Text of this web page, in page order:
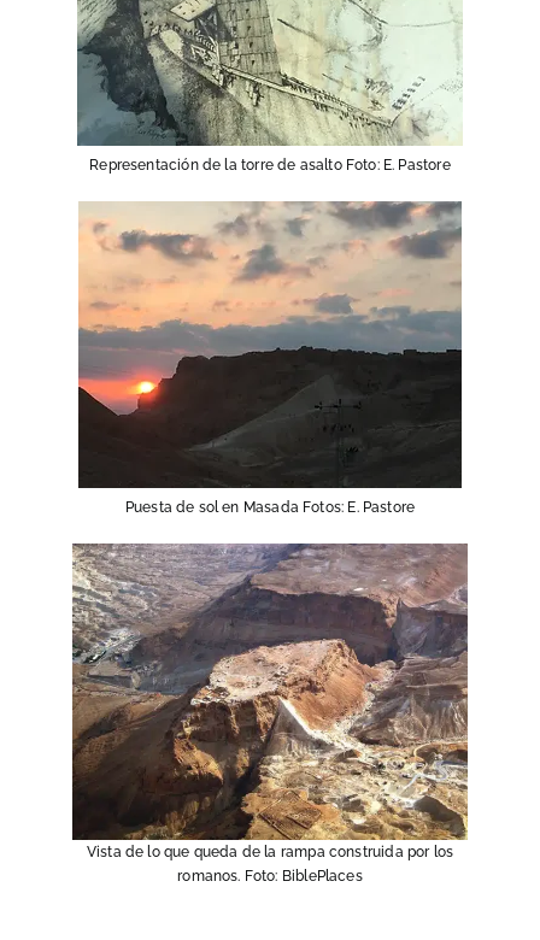
Representación de la torre de asalto Foto: E. Pastore
Puesta de sol en Masada Fotos: E. Pastore
Vista de lo que queda de la rampa construida por los
romanos. Foto: BiblePlaces